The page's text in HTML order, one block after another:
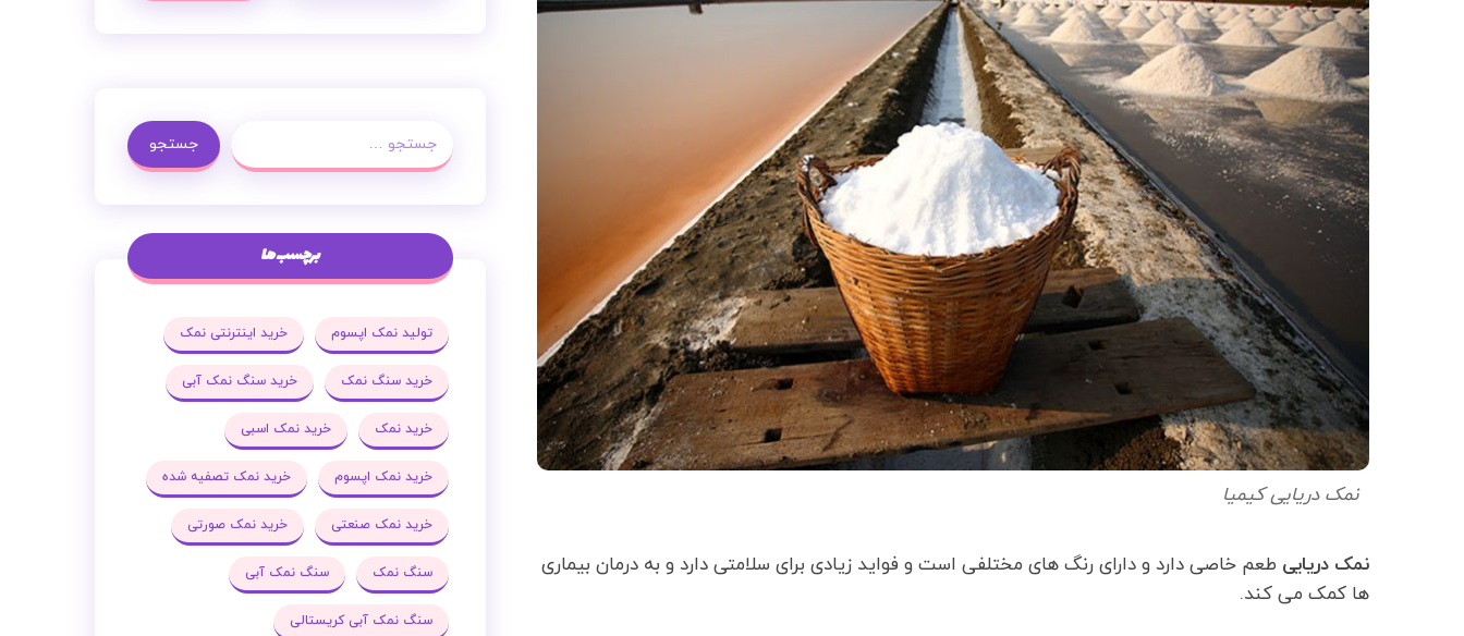
نمک دریایی کیمیا
نمک دریایی طعم خاصی دارد و دارای رنگ های مختلفی است و فواید زیادی برای سلامتی دارد و به درمان بیماری
ها کمک می کند.
جستجو
برچسب ها
تولید نمک اپسوم خرید اینترنتی نمک
خرید سنگ نمک خرید سنگ نمک آبی
خرید نمک خرید نمک اسبی
خرید نمک اپسوم خرید نمک تصفیه شده
خرید نمک صنعتی خرید نمک صورتی
سنگ نمک سنگ نمک آبی
سنگ نمک آبی کریستالی